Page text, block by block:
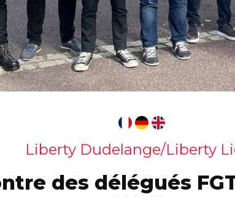
Liberty Dudelange/Liberty
des délégués